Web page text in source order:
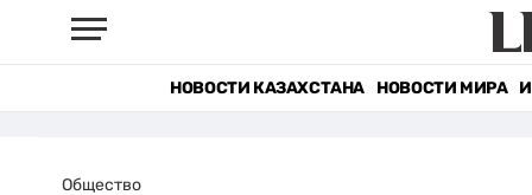
НОВОСТИ КАЗАХСТАНА НОВОСТИ МИРА
Общество